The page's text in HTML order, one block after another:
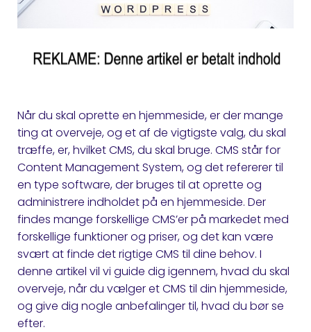
Når du skal oprette en hjemmeside, er der mange
ting at overveje, og et af de vigtigste valg, du skal
træffe, er, hvilket CMS, du skal bruge. CMS står for
Content Management System, og det refererer til
en type software, der bruges til at oprette og
administrere indholdet på en hjemmeside. Der
findes mange forskellige CMS’er på markedet med
forskellige funktioner og priser, og det kan være
svært at finde det rigtige CMS til dine behov. I
denne artikel vil vi guide dig igennem, hvad du skal
overveje, når du vælger et CMS til din hjemmeside,
og give dig nogle anbefalinger til, hvad du bør se
efter.